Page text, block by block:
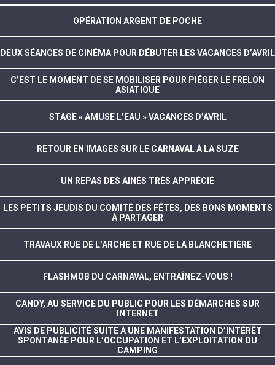
OPÉRATION ARGENT DE POCHE
DEUX SÉANCES DE CINÉMA POUR DÉBUTER LES VACANCES D’AVRIL
C’EST LE MOMENT DE SE MOBILISER POUR PIÉGER LE FRELON
ASIATIQUE
STAGE « AMUSE L’EAU » VACANCES D’AVRIL
RETOUR EN IMAGES SUR LE CARNAVAL À LA SUZE
UN REPAS DES AINÉS TRÈS APPRÉCIÉ
LES PETITS JEUDIS DU COMITÉ DES FÊTES, DES BONS MOMENTS
À PARTAGER
TRAVAUX RUE DE L’ARCHE ET RUE DE LA BLANCHETIÈRE
FLASHMOB DU CARNAVAL, ENTRAÎNEZ-VOUS !
CANDY, AU SERVICE DU PUBLIC POUR LES DÉMARCHES SUR
INTERNET
AVIS DE PUBLICITÉ SUITE À UNE MANIFESTATION D’INTÉRÊT
SPONTANÉE POUR L’OCCUPATION ET L’EXPLOITATION DU
CAMPING